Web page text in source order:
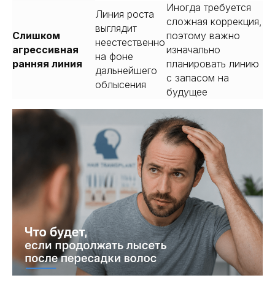
Слишком
агрессивная
ранняя линия
Линия роста
выглядит
неестественно
на фоне
дальнейшего
облысения
Иногда требуется
сложная коррекция,
поэтому важно
изначально
планировать линию
с запасом на
будущее